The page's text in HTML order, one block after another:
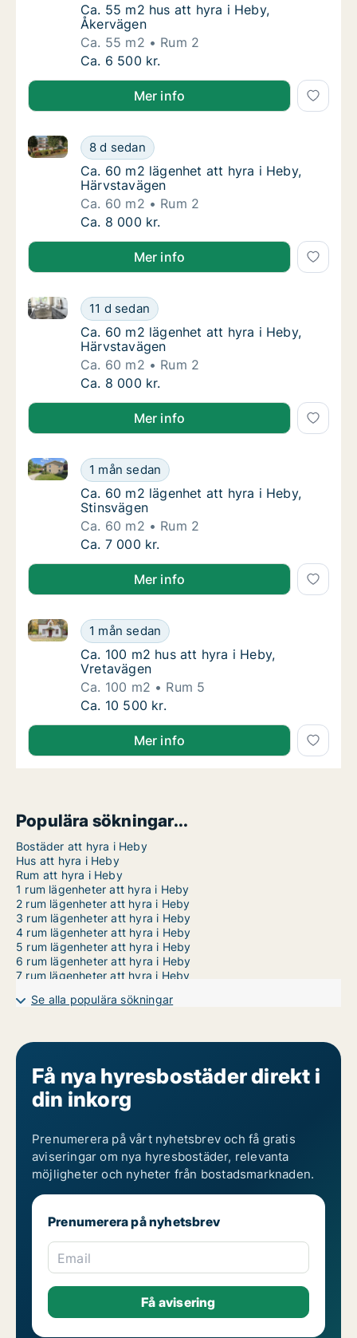
Ca. 55 m2 hus att hyra i Heby, Åkervägen
Ca. 55 m2 hus att hyra i Heby,
Åkervägen
Ca. 55 m2
Rum 2
Ca. 55 m2 hus att hyra i Heby, Åkervägen
Ca. 6 500 kr.
Mer info
Ca. 60 m2 lägenhet att hyra i Heby,
8 d sedan
Ca. 60 m2 lägenhet att hyra i Heby, Härvstavägen
Ca. 60 m2 lägenhet att hyra i Heby,
Ca. 60 m2 lägenhet att hyra i Heby,
Härvstavägen
Ca. 60 m2
Rum 2
Ca. 60 m2 lägenhet att hyra i Heby,
Ca. 8 000 kr.
Mer info
Ca. 60 m2 lägenhet att hyra i Heby,
11 d sedan
Ca. 60 m2 lägenhet att hyra i Heby, Härvstavägen
Ca. 60 m2 lägenhet att hyra i Heby,
Ca. 60 m2 lägenhet att hyra i Heby,
Härvstavägen
Ca. 60 m2
Rum 2
Ca. 60 m2 lägenhet att hyra i Heby,
Ca. 8 000 kr.
Mer info
Ca. 60 m2 lägenhet att hyra i Heby,
1 mån sedan
Ca. 60 m2 lägenhet att hyra i Heby, Stinsvägen
Ca. 60 m2 lägenhet att hyra i Heby,
Ca. 60 m2 lägenhet att hyra i Heby,
Stinsvägen
Ca. 60 m2
Rum 2
Ca. 60 m2 lägenhet att hyra i Heby,
Ca. 7 000 kr.
Mer info
Ca. 100 m2 hus att hyra i Heby, Vretavägen
1 mån sedan
Ca. 100 m2 hus att hyra i Heby, Vretavägen
Ca. 100 m2 hus att hyra i Heby, Vretavägen
Ca. 100 m2 hus att hyra i Heby,
Vretavägen
Ca. 100 m2
Rum 5
Ca. 100 m2 hus att hyra i Heby, Vretavägen
Ca. 10 500 kr.
Mer info
Populära sökningar...
Bostäder att hyra i Heby
Hus att hyra i Heby
Rum att hyra i Heby
1 rum lägenheter att hyra i Heby
2 rum lägenheter att hyra i Heby
3 rum lägenheter att hyra i Heby
4 rum lägenheter att hyra i Heby
5 rum lägenheter att hyra i Heby
6 rum lägenheter att hyra i Heby
7 rum lägenheter att hyra i Heby
Se alla populära sökningar
Få nya hyresbostäder direkt i
din inkorg
Prenumerera på vårt nyhetsbrev och få gratis
aviseringar om nya hyresbostäder, relevanta
möjligheter och nyheter från bostadsmarknaden.
Prenumerera på nyhetsbrev
Email